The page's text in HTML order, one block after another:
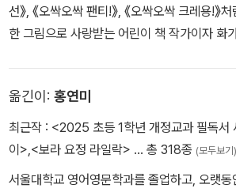
선》, 《오싹오싹 팬티!》, 《오싹오싹 크레용!》
한 그림으로 사랑받는 어린이 책 작가이자 화
생님은 몬스터!》, 《나랑 친구하자》 등을 쓰고
옮긴이: 홍연미
최근작 : <2025 초등 1학년 개정교과 필독서
이>,<보라 요정 라일락> … 총 318종 (모두보기)
서울대학교 영어영문학과를 졸업하고, 오랫동